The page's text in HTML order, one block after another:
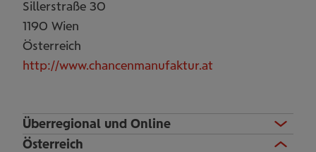
Überregional und Online
Österreich
Sillerstraße 30
1190 Wien
Österreich
http://www.chancenmanufaktur.at